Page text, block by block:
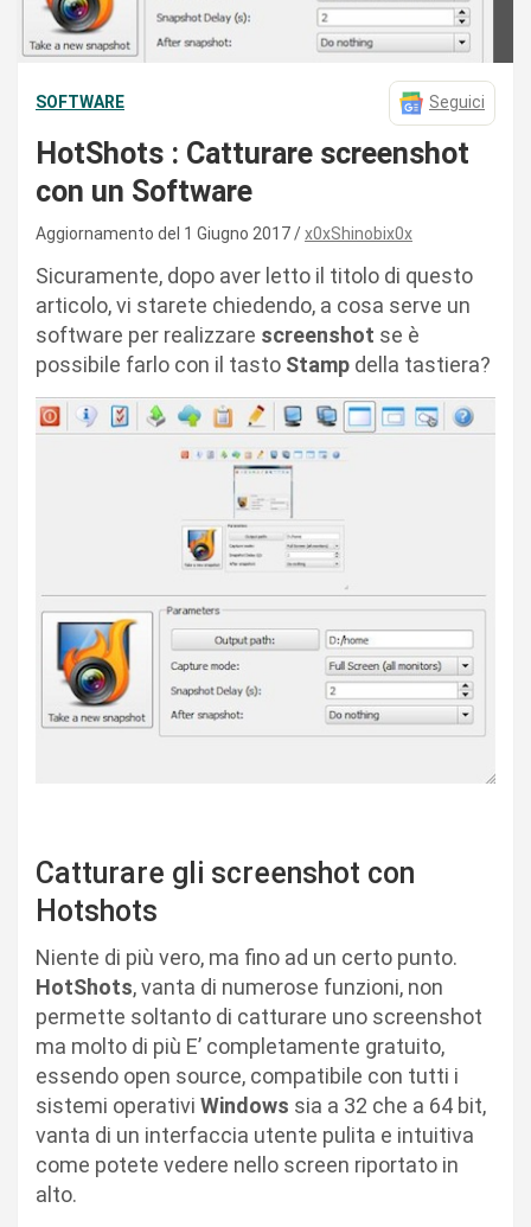
SOFTWARE Seguici
HotShots : Catturare screenshot
con un Software
Aggiornamento del 1 Giugno 2017 x0xShinobix0x
Sicuramente, dopo aver letto il titolo di questo
articolo, vi starete chiedendo, a cosa serve un
software per realizzare screenshot se è
possibile farlo con il tasto Stamp della tastiera?
Catturare gli screenshot con
Hotshots
Niente di più vero, ma fino ad un certo punto.
HotShots, vanta di numerose funzioni, non
permette soltanto di catturare uno screenshot
ma molto di più E’ completamente gratuito,
essendo open source, compatibile con tutti i
sistemi operativi Windows sia a 32 che a 64 bit,
vanta di un interfaccia utente pulita e intuitiva
come potete vedere nello screen riportato in
alto.